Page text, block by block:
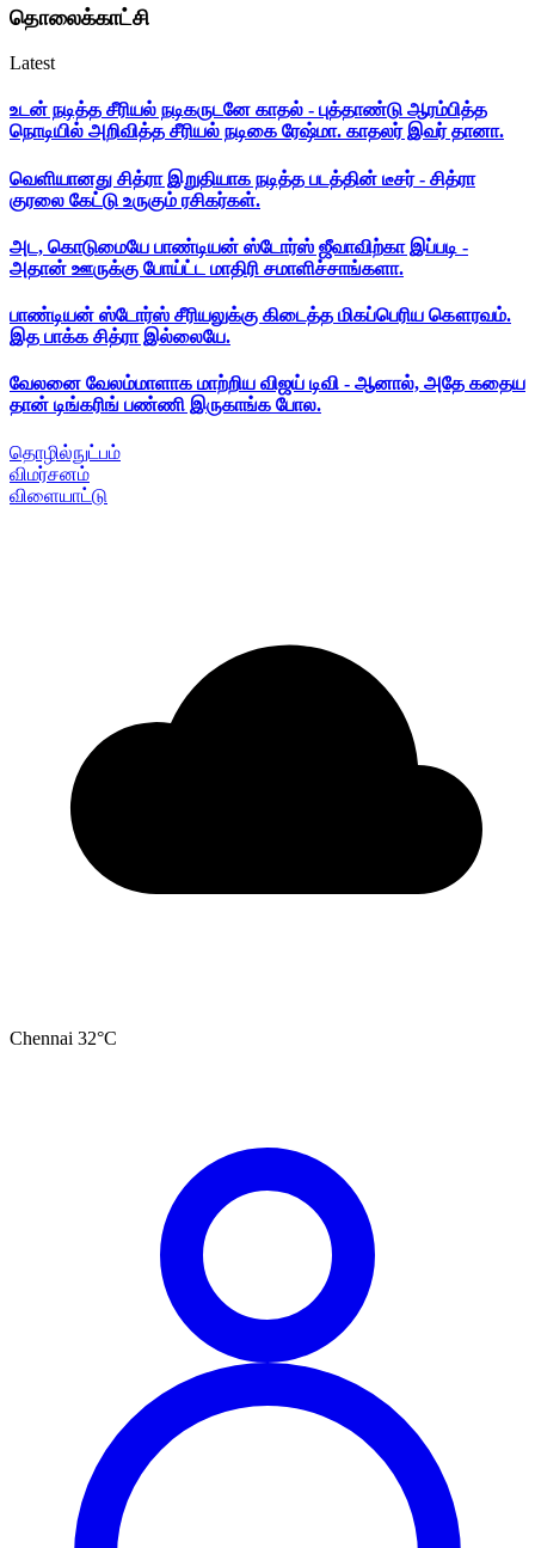
தொலைக்காட்சி
Latest
உடன் நடித்த சீரியல் நடிகருடனே காதல் - புத்தாண்டு ஆரம்பித்த
நொடியில் அறிவித்த சீரியல் நடிகை ரேஷ்மா. காதலர் இவர் தானா.
வெளியானது சித்ரா இறுதியாக நடித்த படத்தின் டீசர் - சித்ரா
குரலை கேட்டு உருகும் ரசிகர்கள்.
அட, கொடுமையே பாண்டியன் ஸ்டோர்ஸ் ஜீவாவிற்கா இப்படி -
அதான் ஊருக்கு போய்ட்ட மாதிரி சமாளிச்சாங்களா.
பாண்டியன் ஸ்டோர்ஸ் சீரியலுக்கு கிடைத்த மிகப்பெரிய கௌரவம்.
இத பாக்க சித்ரா இல்லையே.
வேலனை வேலம்மாளாக மாற்றிய விஜய் டிவி - ஆனால், அதே கதைய
தான் டிங்கரிங் பண்ணி இருகாங்க போல.
தொழில்நுட்பம்
விமர்சனம்
விளையாட்டு
Chennai 32°C